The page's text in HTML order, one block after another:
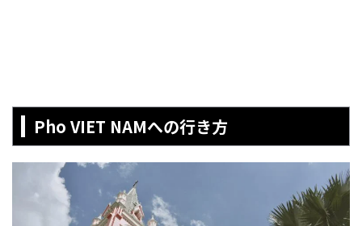
Pho VIET NAMへの行き方